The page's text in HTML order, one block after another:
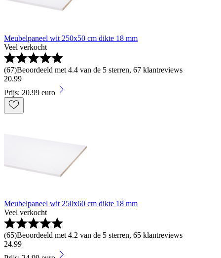
Meubelpaneel wit 250x50 cm dikte 18 mm
Veel verkocht
(67)Beoordeeld met 4.4 van de 5 sterren, 67 klantreviews
20.99
Prijs: 20.99 euro
Meubelpaneel wit 250x60 cm dikte 18 mm
Veel verkocht
(65)Beoordeeld met 4.2 van de 5 sterren, 65 klantreviews
24.99